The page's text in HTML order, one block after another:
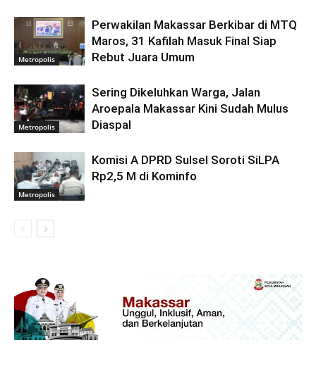
Metropolis
Perwakilan Makassar Berkibar di MTQ
Maros, 31 Kafilah Masuk Final Siap
Rebut Juara Umum
Metropolis
Sering Dikeluhkan Warga, Jalan
Aroepala Makassar Kini Sudah Mulus
Diaspal
Metropolis
Komisi A DPRD Sulsel Soroti SiLPA
Rp2,5 M di Kominfo